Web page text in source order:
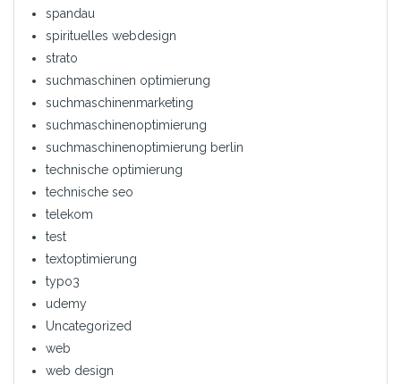
spandau
spirituelles webdesign
strato
suchmaschinen optimierung
suchmaschinenmarketing
suchmaschinenoptimierung
suchmaschinenoptimierung berlin
technische optimierung
technische seo
telekom
test
textoptimierung
typo3
udemy
Uncategorized
web
web design